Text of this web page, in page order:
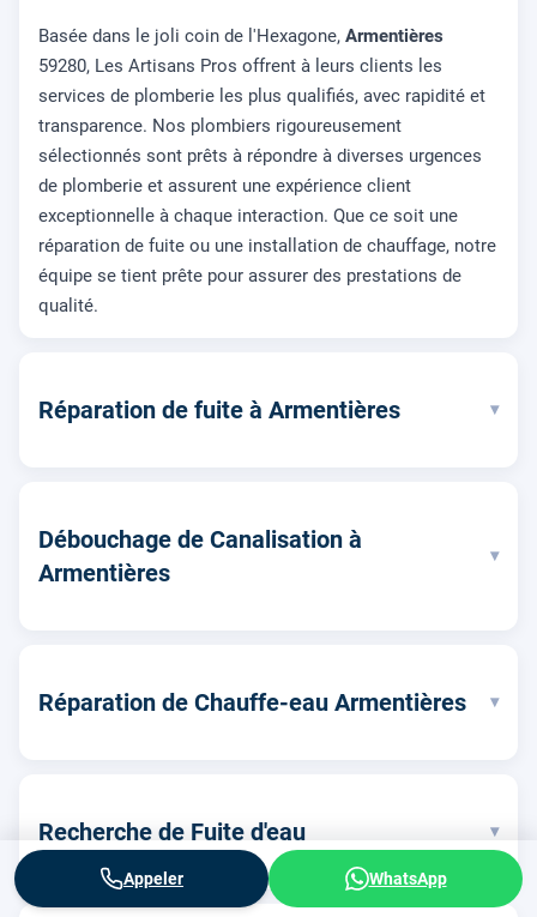
Basée dans le joli coin de l'Hexagone, Armentières
59280, Les Artisans Pros offrent à leurs clients les
services de plomberie les plus qualifiés, avec rapidité et
transparence. Nos plombiers rigoureusement
sélectionnés sont prêts à répondre à diverses urgences
de plomberie et assurent une expérience client
exceptionnelle à chaque interaction. Que ce soit une
réparation de fuite ou une installation de chauffage, notre
équipe se tient prête pour assurer des prestations de
qualité.
Réparation de fuite à Armentières ▾
Débouchage de Canalisation à
Armentières
▾
Réparation de Chauffe-eau Armentières ▾
Recherche de Fuite d'eau ▾
Appeler WhatsApp